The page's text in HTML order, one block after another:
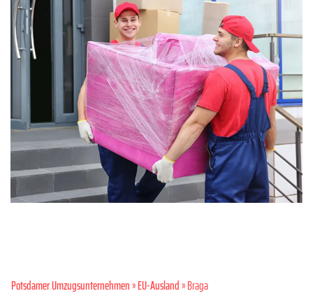
Potsdamer Umzugsunternehmen»EU-Ausland» Braga